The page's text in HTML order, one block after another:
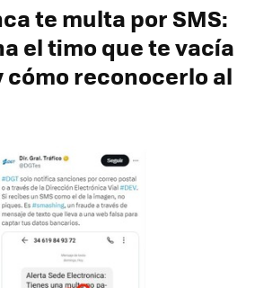
te multa por SMS:
el timo que te vacía
cómo reconocerlo al